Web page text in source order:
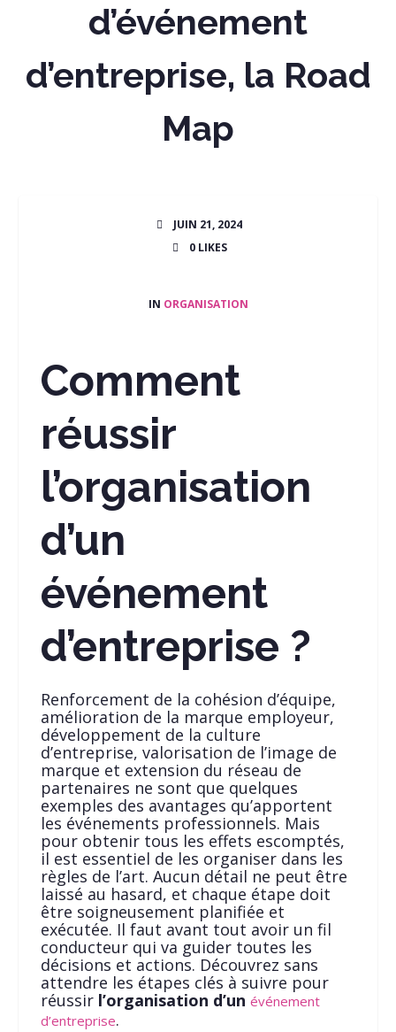
d’événement
d’entreprise, la Road
Map
JUIN 21, 2024
0 LIKES
IN ORGANISATION
Comment
réussir
l’organisation
d’un
événement
d’entreprise ?
Renforcement de la cohésion d’équipe,
amélioration de la marque employeur,
développement de la culture
d’entreprise, valorisation de l’image de
marque et extension du réseau de
partenaires ne sont que quelques
exemples des avantages qu’apportent
les événements professionnels. Mais
pour obtenir tous les effets escomptés,
il est essentiel de les organiser dans les
règles de l’art. Aucun détail ne peut être
laissé au hasard, et chaque étape doit
être soigneusement planifiée et
exécutée. Il faut avant tout avoir un fil
conducteur qui va guider toutes les
décisions et actions. Découvrez sans
attendre les étapes clés à suivre pour
réussir l’organisation d’un événement
d’entreprise.